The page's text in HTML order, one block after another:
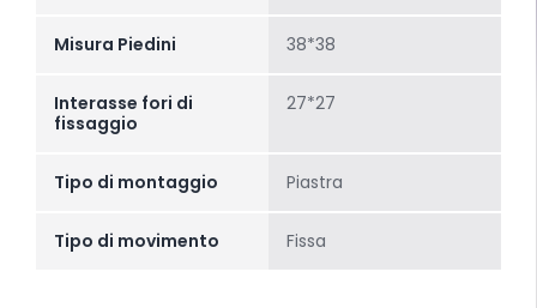
Misura Piedini 38*38
Interasse fori di
fissaggio
27*27
Tipo di montaggio Piastra
Tipo di movimento Fissa